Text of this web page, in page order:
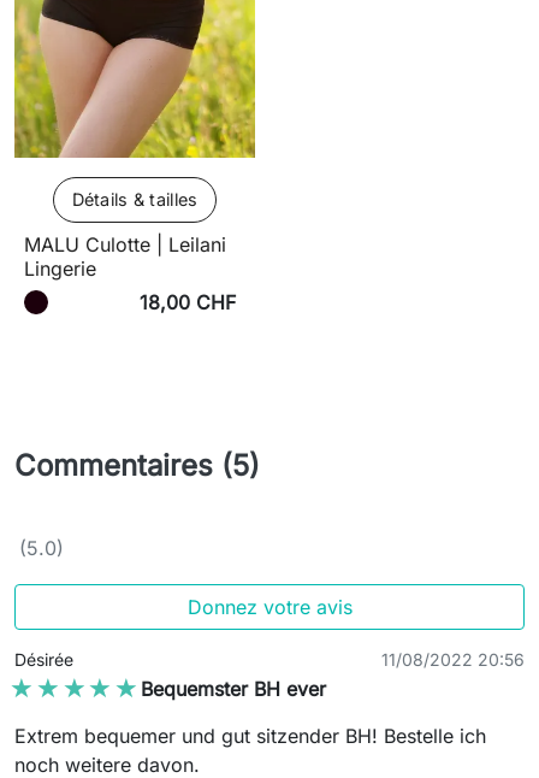
Détails & tailles
MALU Culotte | Leilani
Lingerie
18,00 CHF
Commentaires (5)
(5.0)
Donnez votre avis
Désirée 11/08/2022 20:56
★★★★★
★★★★★ Bequemster BH ever
Extrem bequemer und gut sitzender BH! Bestelle ich
noch weitere davon.